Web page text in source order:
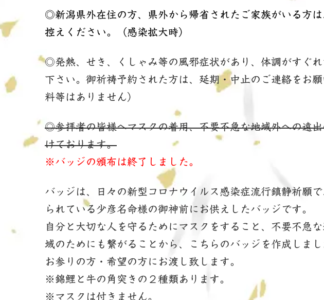
◎新潟県外在住の方、県外から帰省されたご家族がいる方
控えください。（感染拡大時）
◎発熱、せき、くしゃみ等の風邪症状があり、体調がすぐ
下さい。御祈祷予約された方は、延期・中止のご連絡をお
料等はありません）
◎参拝者の皆様へマスクの着用、不要不急な地域外への遠
けております。
※バッジの頒布は終了しました。
バッジは、日々の新型コロナウイルス感染症流行鎮静祈願
られている少彦名命様の御神前にお供えしたバッジです。
自分と大切な人を守るためにマスクをすること、不要不急
域のためにも繋がることから、こちらのバッジを作成しまし
お参りの方・希望の方にお渡し致します。
※錦鯉と牛の角突きの２種類あります。
※マスクは付きません。